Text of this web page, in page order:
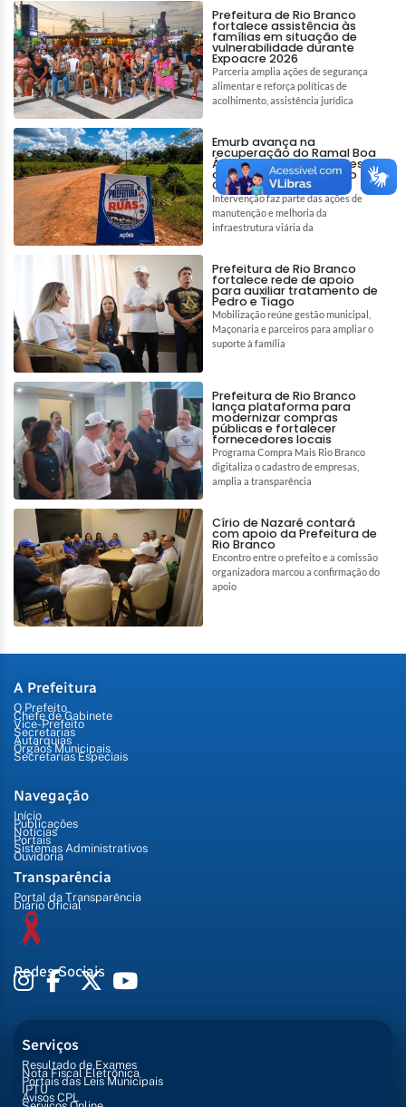
Prefeitura de Rio Branco
fortalece assistência às
famílias em situação de
vulnerabilidade durante
Expoacre 2026
Parceria amplia ações de segurança
alimentar e reforça políticas de
acolhimento, assistência jurídica
Emurb avança na
recuperação do Ramal Boa
Água e garante melhores
condições de acesso no
Quixadá
Intervenção faz parte das ações de
manutenção e melhoria da
infraestrutura viária da
Prefeitura de Rio Branco
fortalece rede de apoio
para auxiliar tratamento de
Pedro e Tiago
Mobilização reúne gestão municipal,
Maçonaria e parceiros para ampliar o
suporte à família
Prefeitura de Rio Branco
lança plataforma para
modernizar compras
públicas e fortalecer
fornecedores locais
Programa Compra Mais Rio Branco
digitaliza o cadastro de empresas,
amplia a transparência
Círio de Nazaré contará
com apoio da Prefeitura de
Rio Branco
Encontro entre o prefeito e a comissão
organizadora marcou a confirmação do
apoio
A Prefeitura
O Prefeito
Chefe de Gabinete
Vice-Prefeito
Secretarias
Autarquias
Órgãos Municipais
Secretarias Especiais
Navegação
Início
Publicações
Notícias
Portais
Sistemas Administrativos
Ouvidoria
Transparência
Portal da Transparência
Diário Oficial
Redes Sociais
Serviços
Resultado de Exames
Nota Fiscal Eletrônica
Portais das Leis Municipais
IPTU
Avisos CPL